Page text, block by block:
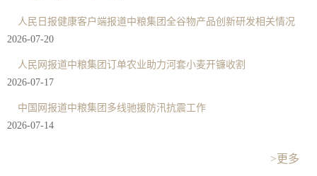
人民日报健康客户端报道中粮集团全谷物产品创新研发相关情况
2026-07-20
人民网报道中粮集团订单农业助力河套小麦开镰收割
2026-07-17
中国网报道中粮集团多线驰援防汛抗震工作
2026-07-14
>更多